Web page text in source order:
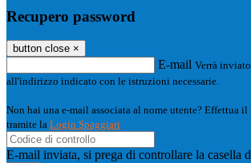
Recupero password
button close ×
E-mail Verrà
all'indirizzo indicato con le istruzioni necessarie.
Non hai una e-mail associata al nome utente? Effettua il
tramite la Login Spaggiari
E-mail inviata, si prega di controllare la casella